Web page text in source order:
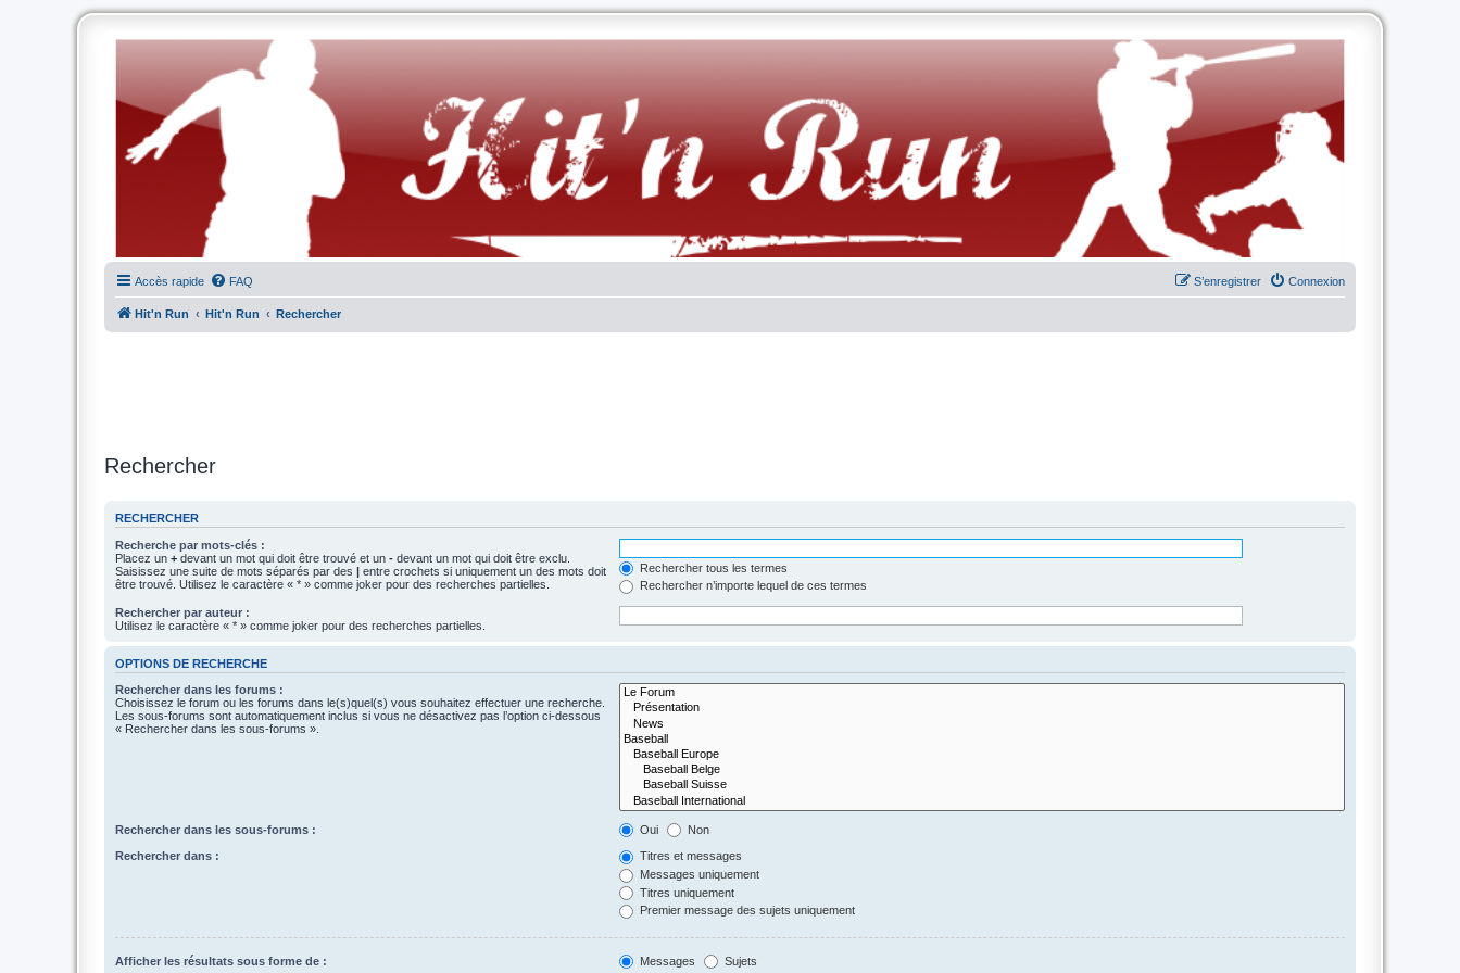
Accès rapide FAQ Connexion
S’enregistrer
Hit'n Run Hit'n Run Rechercher
Rechercher
RECHERCHER
Recherche par mots-clés :
Placez un + devant un mot qui doit être trouvé et un - devant un mot qui doit être exclu.
Saisissez une suite de mots séparés par des | entre crochets si uniquement un des mots doit
être trouvé. Utilisez le caractère « * » comme joker pour des recherches partielles.
Rechercher tous les termes
Rechercher n’importe lequel de ces termes
Rechercher par auteur :
Utilisez le caractère « * » comme joker pour des recherches partielles.
OPTIONS DE RECHERCHE
Rechercher dans les forums :
Choisissez le forum ou les forums dans le(s)quel(s) vous souhaitez effectuer une recherche.
Les sous-forums sont automatiquement inclus si vous ne désactivez pas l’option ci-dessous
« Rechercher dans les sous-forums ».
Rechercher dans les sous-forums : Oui Non
Rechercher dans :
Titres et messages
Messages uniquement
Titres uniquement
Premier message des sujets uniquement
Afficher les résultats sous forme de : Messages Sujets